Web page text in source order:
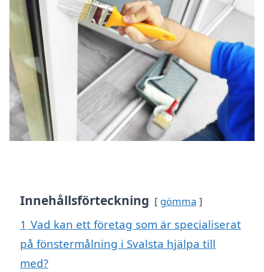
Innehållsförteckning gömma
1 Vad kan ett företag som är specialiserat
på fönstermålning i Svalsta hjälpa till
med?